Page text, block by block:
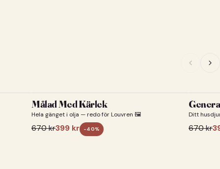
Målad Med Kärlek
Hela gänget i olja — redo för Louvren 🖼️
670kr399 kr -40%
Ditt
670kr